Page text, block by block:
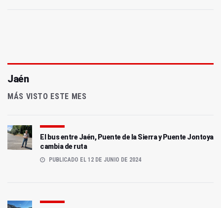
Jaén
MÁS VISTO ESTE MES
El bus entre Jaén, Puente de la Sierra y Puente Jontoya
cambia de ruta
PUBLICADO EL 12 DE JUNIO DE 2024